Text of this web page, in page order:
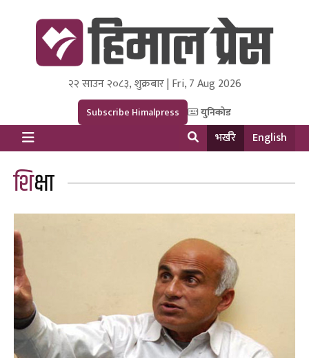
Himal Press
Dot NewsyNepal Media and Research Pvt Ltd.
२२ साउन २०८३, शुक्रबार | Fri, 7 Aug 2026
Subscribe Himalpress युनिकोड
भर्खरै English
शिक्षा